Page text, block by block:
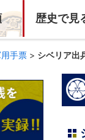
歴史で見
手票 > シベリア出